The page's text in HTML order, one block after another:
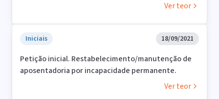
Ver teor
Iniciais 18/09/2021
Petição inicial. Restabelecimento/manutenção de
aposentadoria por incapacidade permanente.
Ver teor